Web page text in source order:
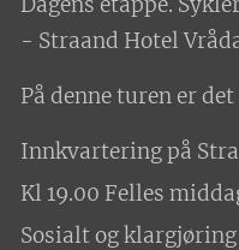
- Straand Hotel
På denne turen er
Innkvartering på
Kl 19.00 Felles
Sosialt og